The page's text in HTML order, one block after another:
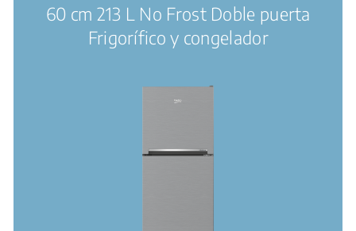
60 cm 213 L No Frost Doble puerta
Frigorífico y congelador